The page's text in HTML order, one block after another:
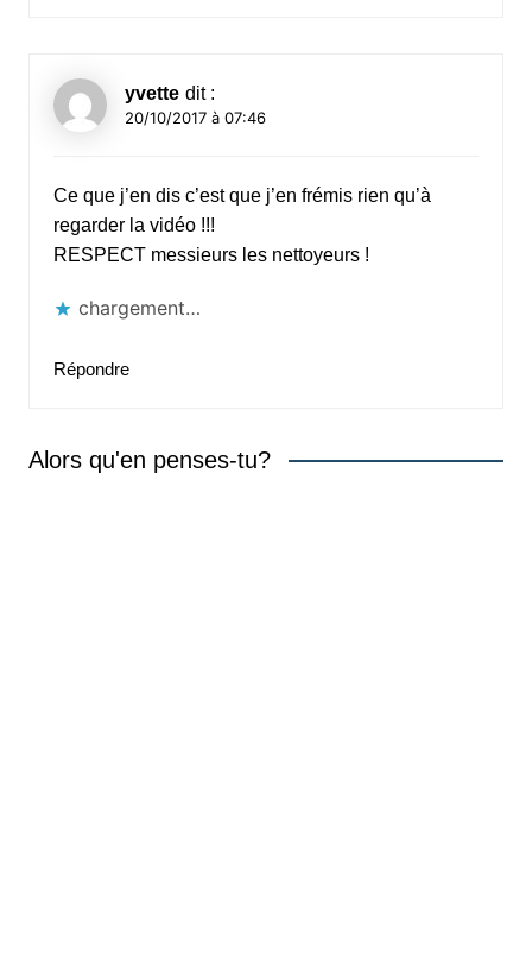
yvette dit :
20/10/2017 à 07:46
Ce que j’en dis c’est que j’en frémis rien qu’à
regarder la vidéo !!!
RESPECT messieurs les nettoyeurs !
chargement…
Répondre
Alors qu'en penses-tu?